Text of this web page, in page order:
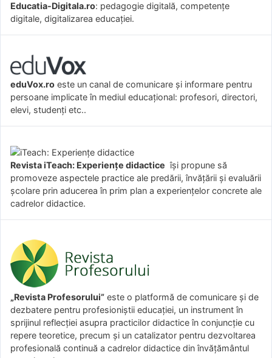
Educatia-Digitala.ro: pedagogie digitală, competențe
digitale, digitalizarea educației.
eduVox.ro este un canal de comunicare și informare pentru
persoane implicate în mediul educațional: profesori, directori,
elevi, studenți etc..
Revista iTeach: Experienţe didactice îşi propune să
promoveze aspectele practice ale predării, învăţării şi evaluării
şcolare prin aducerea în prim plan a experienţelor concrete ale
cadrelor didactice.
„Revista Profesorului” este o platformă de comunicare și de
dezbatere pentru profesioniștii educației, un instrument în
sprijinul reflecției asupra practicilor didactice în conjuncție cu
repere teoretice, precum și un catalizator pentru dezvoltarea
profesională continuă a cadrelor didactice din învățământul